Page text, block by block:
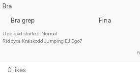
Bra
Bra grep
Fina
Upplevd storlek: Normal
Ridbyxa Knäskodd Jumping EJ Ego7
0 likes